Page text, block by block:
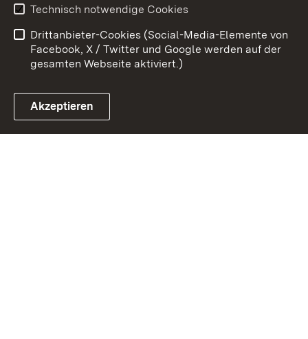
Link zum Landesportal
Barrierefreiheit
Impressum Cookies
Technisch notwendige Cookies
Drittanbieter-Cookies (Social-Media-Elemente von
Facebook, X / Twitter und Google werden auf der
gesamten Webseite aktiviert.)
Akzeptieren